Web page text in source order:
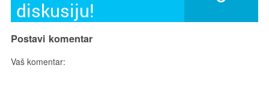
diskusiju!
Postavi komentar
Vaš komentar: